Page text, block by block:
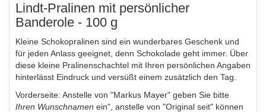
Lindt-Pralinen mit persönlicher
Banderole - 100 g
Kleine Schokopralinen sind ein wunderbares Geschenk und
für jeden Anlass geeignet, denn Schokolade geht immer. Über
diese kleine Pralinenschachtel mit Ihren persönlichen Angaben
hinterlässt Eindruck und versüßt einem zusätzlich den Tag.
Vorderseite: Anstelle von "Markus Mayer" geben Sie bitte
Ihren Wunschnamen ein", anstelle von "Original seit" können